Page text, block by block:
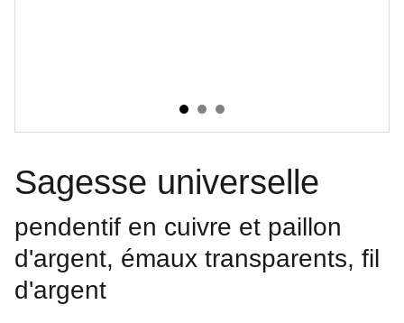
Sagesse universelle
pendentif en cuivre et paillon
d'argent, émaux transparents, fil
d'argent